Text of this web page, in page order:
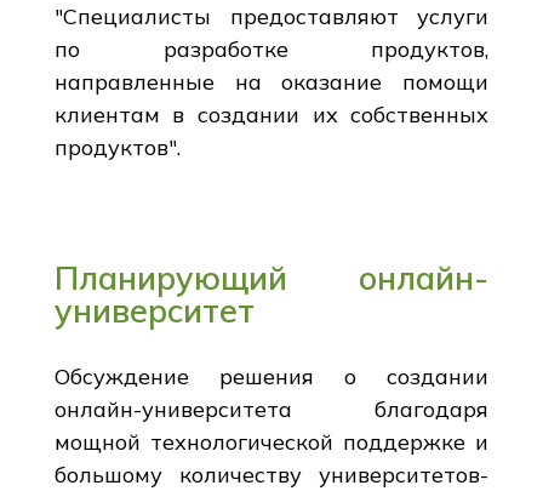
"Специалисты предоставляют услуги
по разработке продуктов,
направленные на оказание помощи
клиентам в создании их собственных
продуктов".
Планирующий онлайн-
университет
Обсуждение решения о создании
онлайн-университета благодаря
мощной технологической поддержке и
большому количеству университетов-